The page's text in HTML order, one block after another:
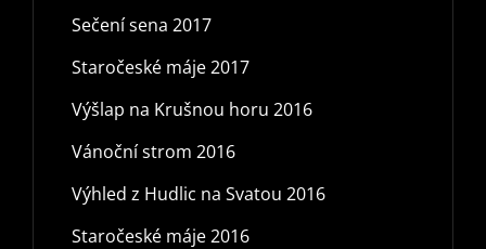
Sečení sena 2017
Staročeské máje 2017
Výšlap na Krušnou horu 2016
Vánoční strom 2016
Výhled z Hudlic na Svatou 2016
Staročeské máje 2016